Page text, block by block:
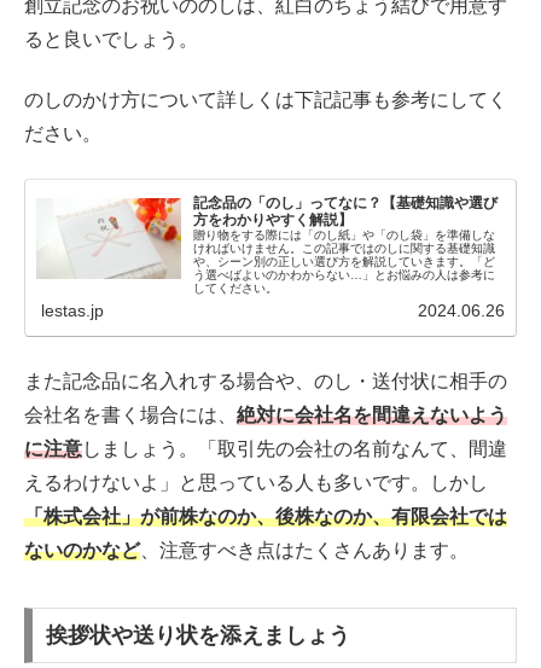
創立記念のお祝いののしは、紅白のちょう結びで用意す
ると良いでしょう。
のしのかけ方について詳しくは下記記事も参考にしてく
ださい。
記念品の「のし」ってなに？【基礎知識や選び
方をわかりやすく解説】
贈り物をする際には「のし紙」や「のし袋」を準備しな
ければいけません。この記事ではのしに関する基礎知識
や、シーン別の正しい選び方を解説していきます。「ど
う選べばよいのかわからない…」とお悩みの人は参考に
してください。
lestas.jp 2024.06.26
また記念品に名入れする場合や、のし・送付状に相手の
会社名を書く場合には、 絶対に会社名を間違えないよう
に注意しましょう。「取引先の会社の名前なんて、間違
えるわけないよ」と思っている人も多いです。しかし
「株式会社」が前株なのか、後株なのか、有限会社では
ないのかなど、注意すべき点はたくさんあります。
挨拶状や送り状を添えましょう